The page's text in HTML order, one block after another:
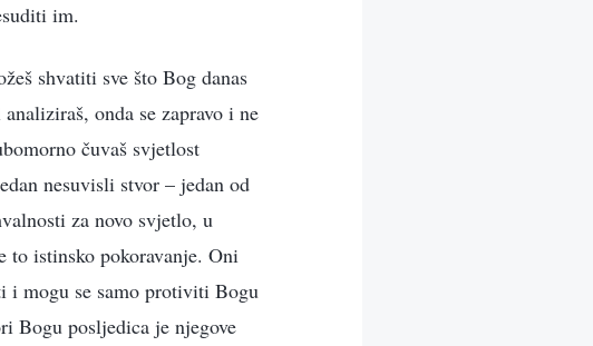
im.
shvatiti sve što Bog danas
onda se zapravo i ne
čuvaš svjetlost
nesuvisli stvor – jedan od
za novo svjetlo, u
to istinsko pokoravanje. Oni
i mogu se samo protiviti Bogu
Bogu posljedica je njegove